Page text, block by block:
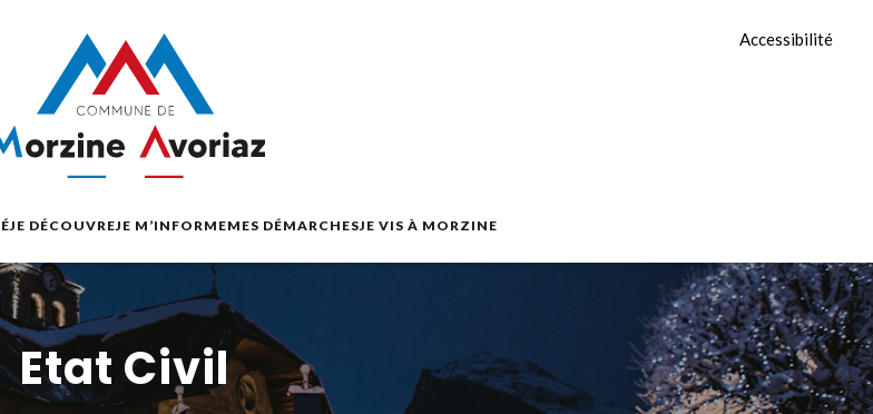
Accessibilité
JE DÉCOUVREJE M’INFORMEMES DÉMARCHESJE VIS À MORZINE
Etat Civil